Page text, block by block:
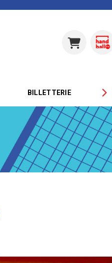
BILLETTERIE